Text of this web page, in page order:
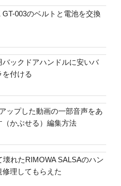
003のベルトと電池を交換
バックドアハンドルに安いバ
を付ける
ップした動画の一部音声をあ
（かぶせる）編集方法
壊れたRIMOWA SALSAのハン
修理してもらえた